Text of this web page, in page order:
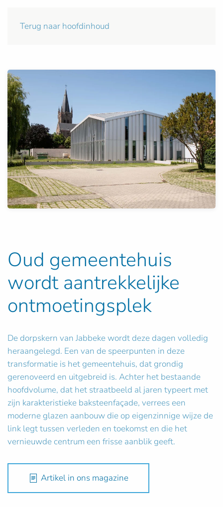
Terug naar hoofdinhoud
Oud gemeentehuis
wordt aantrekkelijke
ontmoetingsplek
De dorpskern van Jabbeke wordt deze dagen volledig
heraangelegd. Een van de speerpunten in deze
transformatie is het gemeentehuis, dat grondig
gerenoveerd en uitgebreid is. Achter het bestaande
hoofdvolume, dat het straatbeeld al jaren typeert met
zijn karakteristieke baksteenfaçade, verrees een
moderne glazen aanbouw die op eigenzinnige wijze de
link legt tussen verleden en toekomst en die het
vernieuwde centrum een frisse aanblik geeft.
Artikel in ons magazine